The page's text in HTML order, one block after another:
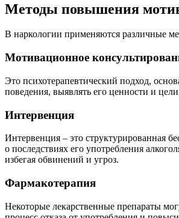
Методы повышения
В наркологии применяются различные
Мотивационное
Это психотерапевтический подход,
поведения, выявлять его ценности и
Интервенция
Интервенция – это структурированная
о последствиях его употребления
избегая обвинений и угроз.
Фармакотерапия
Некоторые лекарственные препараты